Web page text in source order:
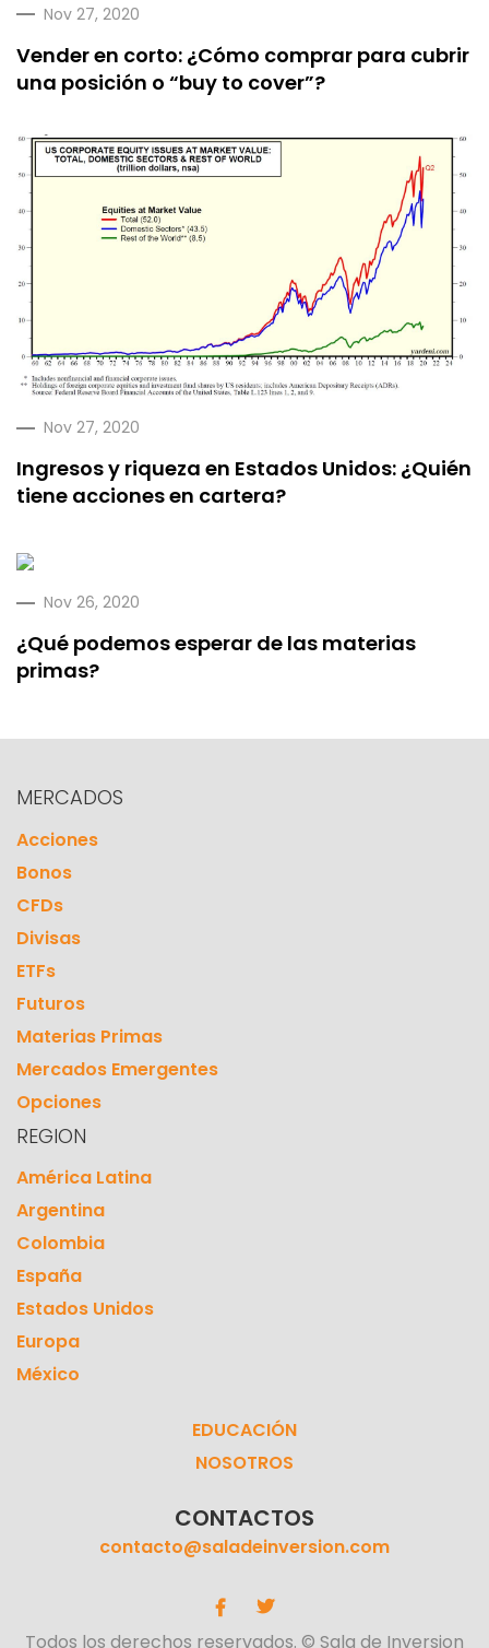
Nov 27, 2020
Vender en corto: ¿Cómo comprar para cubrir
una posición o “buy to cover”?
Nov 27, 2020
Ingresos y riqueza en Estados Unidos: ¿Quién
tiene acciones en cartera?
Nov 26, 2020
¿Qué podemos esperar de las materias
primas?
MERCADOS
Acciones
Bonos
CFDs
Divisas
ETFs
Futuros
Materias Primas
Mercados Emergentes
Opciones
REGION
América Latina
Argentina
Colombia
España
Estados Unidos
Europa
México
EDUCACIÓN
NOSOTROS
CONTACTOS
contacto@saladeinversion.com
Todos los derechos reservados. © Sala de Inversion